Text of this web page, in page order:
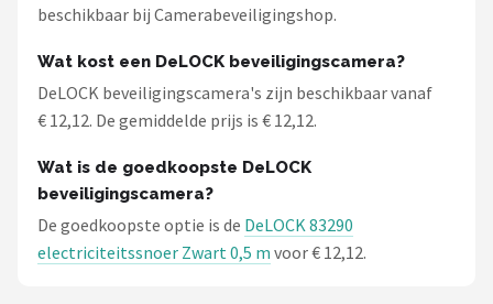
beschikbaar bij Camerabeveiligingshop.
Wat kost een DeLOCK beveiligingscamera?
DeLOCK beveiligingscamera's zijn beschikbaar vanaf
€ 12,12. De gemiddelde prijs is € 12,12.
Wat is de goedkoopste DeLOCK
beveiligingscamera?
De goedkoopste optie is de DeLOCK 83290
electriciteitssnoer Zwart 0,5 m voor € 12,12.